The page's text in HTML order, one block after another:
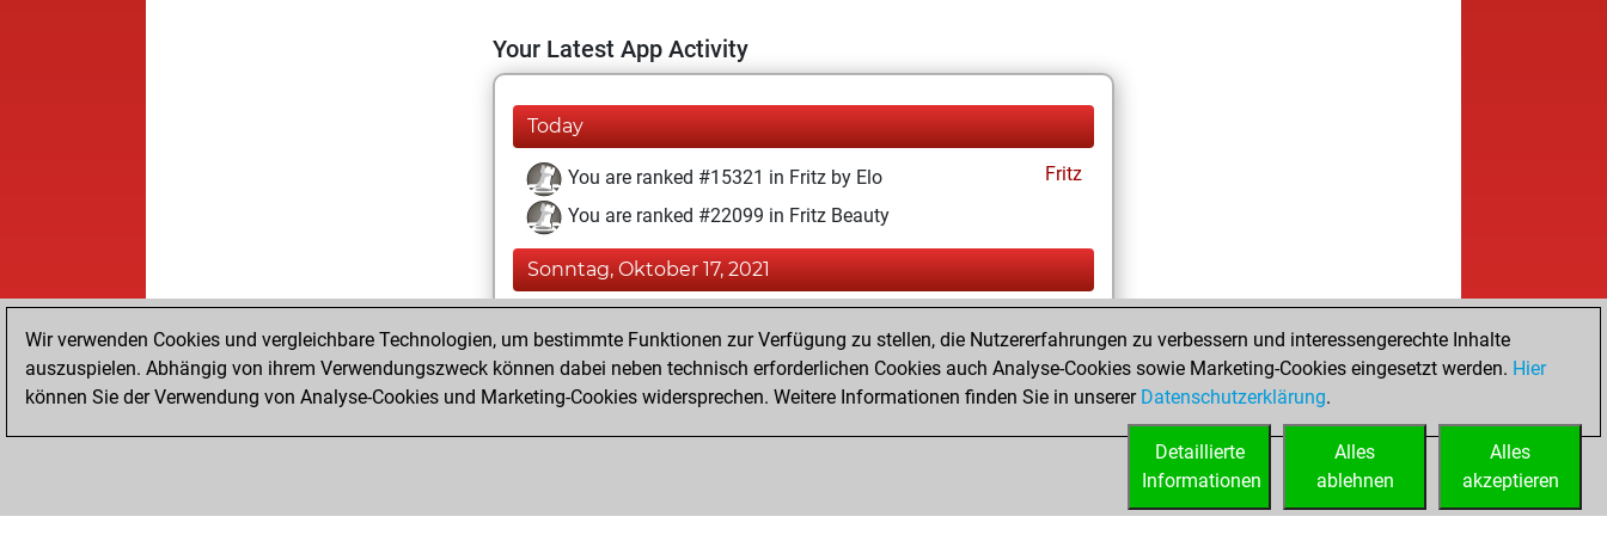
Your Latest App Activity
Today
You are ranked #15321 in Fritz by Elo
Fritz
You are ranked #22099 in Fritz Beauty
Sonntag, Oktober 17, 2021
You achieved a new Elo of 1587
You created your Fritz account
Wir verwenden Cookies und vergleichbare Technologien, um bestimmte Funktionen zur Verfügung zu stellen, die Nutzererfahrungen zu verbessern und interessengerechte Inhalte
auszuspielen. Abhängig von ihrem Verwendungszweck können dabei neben technisch erforderlichen Cookies auch Analyse-Cookies sowie Marketing-Cookies eingesetzt werden. Hier
können Sie der Verwendung von Analyse-Cookies und Marketing-Cookies widersprechen. Weitere Informationen finden Sie in unserer Datenschutzerklärung.
Alles
akzeptieren
Alles
ablehnen
Detaillierte
Informationen